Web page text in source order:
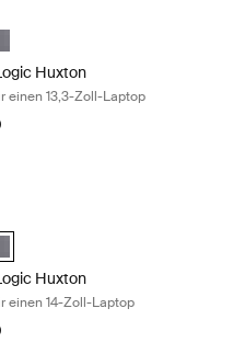
Huxton 13.3" Laptop Sleeve
Logic Huxton 13.3" Laptop
Huxton
einen 13,3-Zoll-Laptop
Huxton 14" Laptop Sleeve
Logic Huxton 14" Laptop Sleeve
Huxton
einen 14-Zoll-Laptop